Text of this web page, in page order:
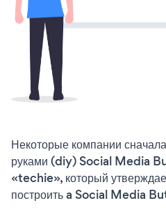
Некоторые компании
руками (diy) Social Media
«techie», который
построить a Social Media